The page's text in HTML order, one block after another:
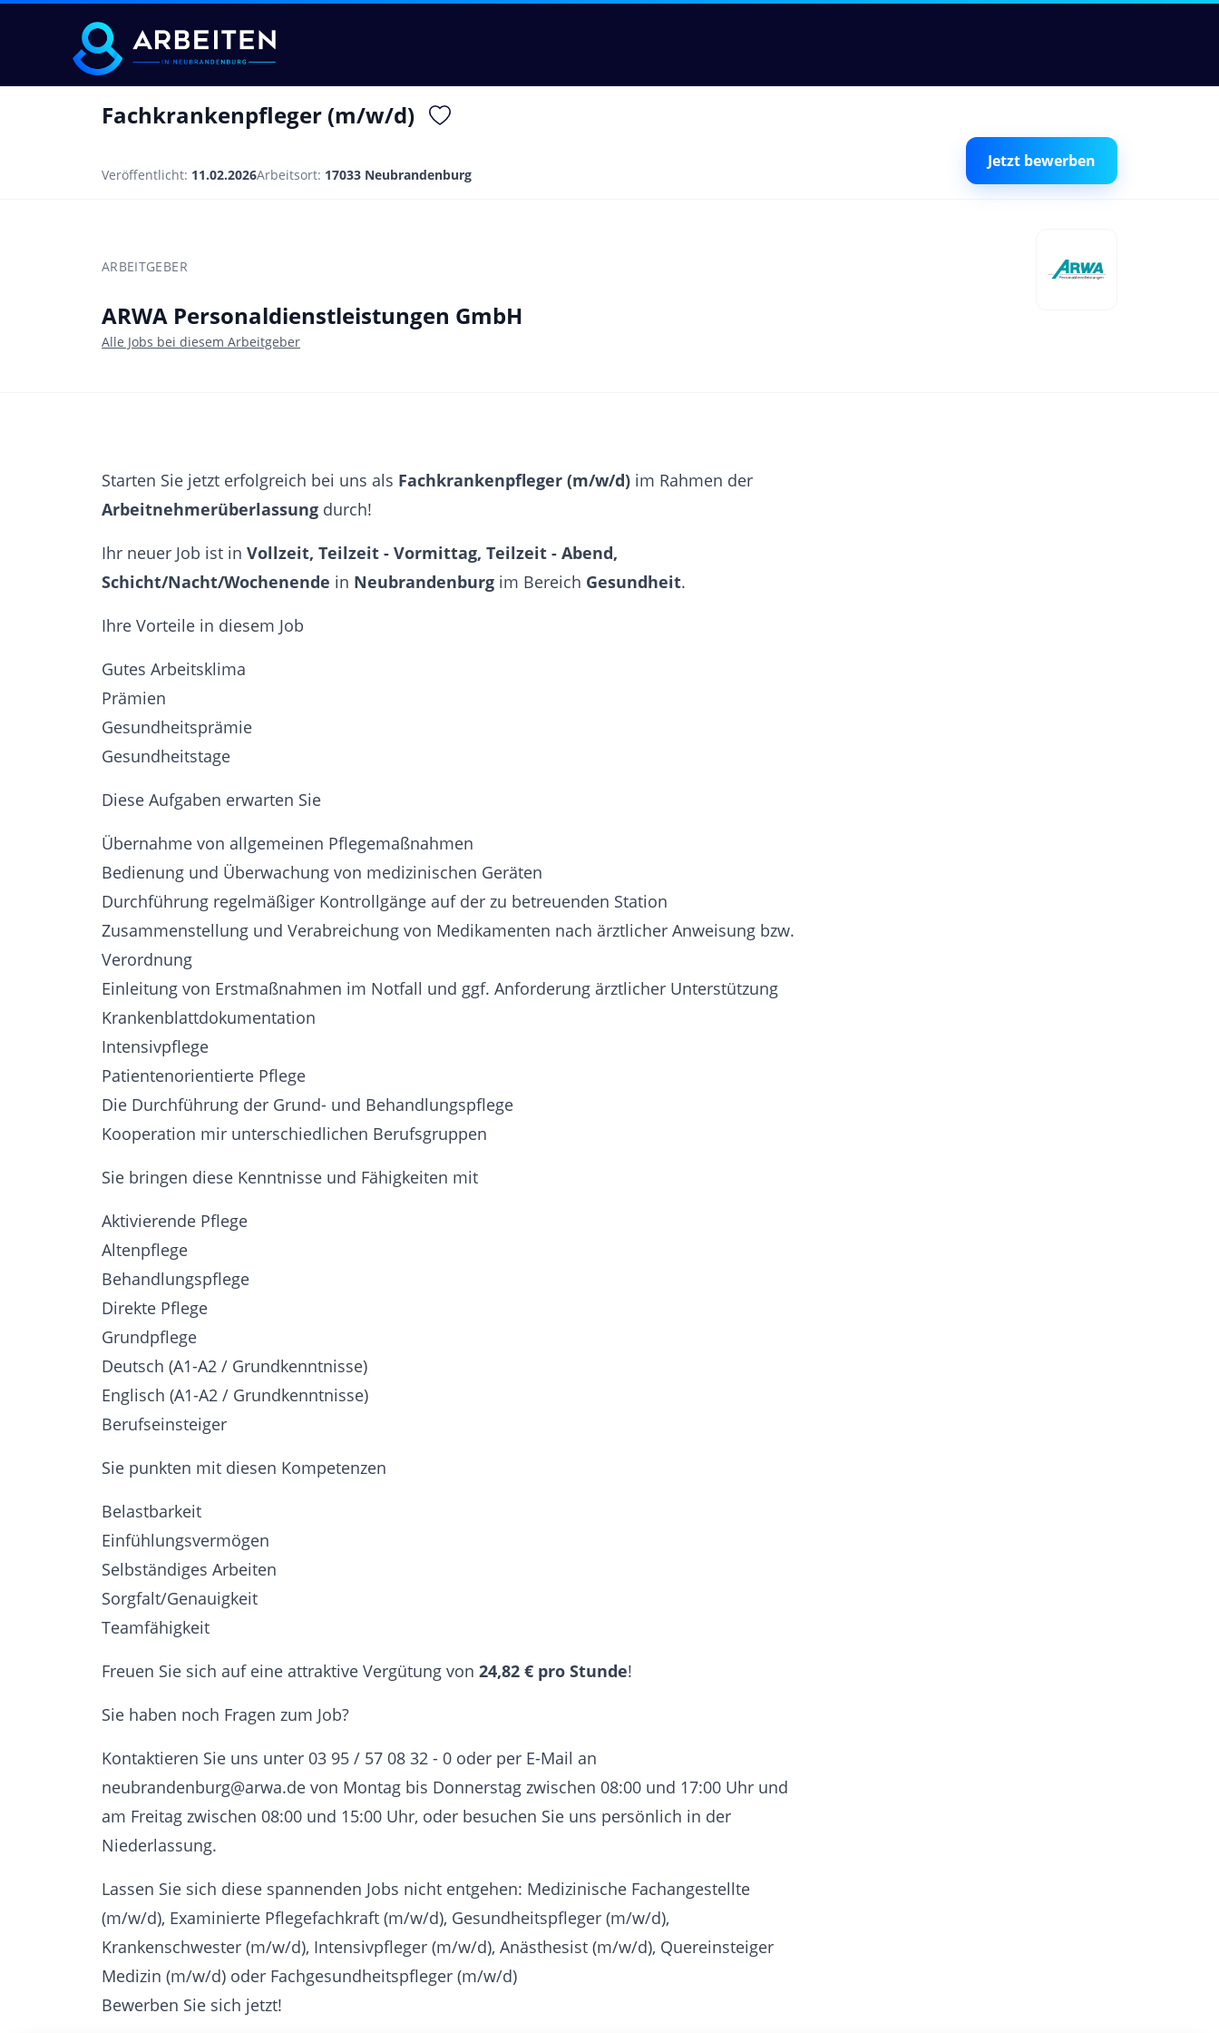
Fachkrankenpfleger (m/w/d)
Veröffentlicht: 11.02.2026Arbeitsort: 17033 Neubrandenburg
Jetzt bewerben
ARBEITGEBER
ARWA Personaldienstleistungen GmbH
Alle Jobs bei diesem Arbeitgeber
Starten Sie jetzt erfolgreich bei uns als Fachkrankenpfleger (m/w/d) im Rahmen der
Arbeitnehmerüberlassung durch!
Ihr neuer Job ist in Vollzeit, Teilzeit - Vormittag, Teilzeit - Abend,
Schicht/Nacht/Wochenende in Neubrandenburg im Bereich Gesundheit.
Ihre Vorteile in diesem Job
Gutes Arbeitsklima
Prämien
Gesundheitsprämie
Gesundheitstage
Diese Aufgaben erwarten Sie
Übernahme von allgemeinen Pflegemaßnahmen
Bedienung und Überwachung von medizinischen Geräten
Durchführung regelmäßiger Kontrollgänge auf der zu betreuenden Station
Zusammenstellung und Verabreichung von Medikamenten nach ärztlicher Anweisung bzw.
Verordnung
Einleitung von Erstmaßnahmen im Notfall und ggf. Anforderung ärztlicher Unterstützung
Krankenblattdokumentation
Intensivpflege
Patientenorientierte Pflege
Die Durchführung der Grund- und Behandlungspflege
Kooperation mir unterschiedlichen Berufsgruppen
Sie bringen diese Kenntnisse und Fähigkeiten mit
Aktivierende Pflege
Altenpflege
Behandlungspflege
Direkte Pflege
Grundpflege
Deutsch (A1-A2 / Grundkenntnisse)
Englisch (A1-A2 / Grundkenntnisse)
Berufseinsteiger
Sie punkten mit diesen Kompetenzen
Belastbarkeit
Einfühlungsvermögen
Selbständiges Arbeiten
Sorgfalt/Genauigkeit
Teamfähigkeit
Freuen Sie sich auf eine attraktive Vergütung von 24,82 € pro Stunde!
Sie haben noch Fragen zum Job?
Kontaktieren Sie uns unter 03 95 / 57 08 32 - 0 oder per E-Mail an
neubrandenburg@arwa.de von Montag bis Donnerstag zwischen 08:00 und 17:00 Uhr und
am Freitag zwischen 08:00 und 15:00 Uhr, oder besuchen Sie uns persönlich in der
Niederlassung.
Lassen Sie sich diese spannenden Jobs nicht entgehen: Medizinische Fachangestellte
(m/w/d), Examinierte Pflegefachkraft (m/w/d), Gesundheitspfleger (m/w/d),
Krankenschwester (m/w/d), Intensivpfleger (m/w/d), Anästhesist (m/w/d), Quereinsteiger
Medizin (m/w/d) oder Fachgesundheitspfleger (m/w/d)
Bewerben Sie sich jetzt!